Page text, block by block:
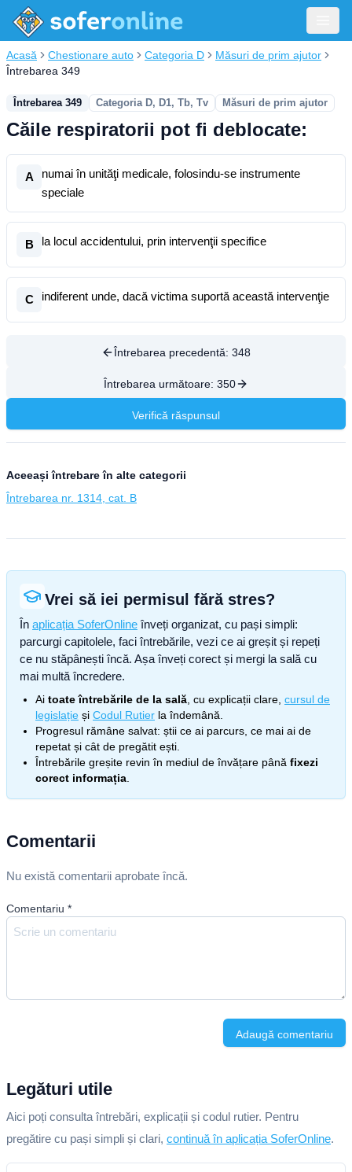
Acasă Chestionare auto Categoria D
Măsuri de prim ajutor
Întrebarea 349
Întrebarea 349 Categoria D, D1, Tb, Tv Măsuri de prim ajutor
Căile respiratorii pot fi deblocate:
A
numai în unităţi medicale, folosindu-se instrumente
speciale
B la locul accidentului, prin intervenţii specifice
C indiferent unde, dacă victima suportă această intervenţie
Întrebarea precedentă: 348
Întrebarea următoare: 350
Verifică răspunsul
Aceeași întrebare în alte categorii
Întrebarea nr. 1314, cat. B
Vrei să iei permisul fără stres?
În aplicația SoferOnline înveți organizat, cu pași simpli:
parcurgi capitolele, faci întrebările, vezi ce ai greșit și repeți
ce nu stăpânești încă. Așa înveți corect și mergi la sală cu
mai multă încredere.
Ai toate întrebările de la sală , cu explicații clare, cursul de
legislație și Codul Rutier la îndemână.
Progresul rămâne salvat: știi ce ai parcurs, ce mai ai de
repetat și cât de pregătit ești.
Întrebările greșite revin în mediul de învățare până fixezi
corect informația
Comentarii
Nu există comentarii aprobate încă.
Comentariu *
Adaugă comentariu
Legături utile
Aici poți consulta întrebări, explicații și codul rutier. Pentru
pregătire cu pași simpli și clari, continuă în aplicația SoferOnline.